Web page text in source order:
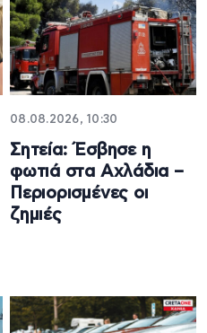
08.08.2026, 10:30
Σητεία: Έσβησε η
φωτιά στα Αχλάδια –
Περιορισμένες οι
ζημιές